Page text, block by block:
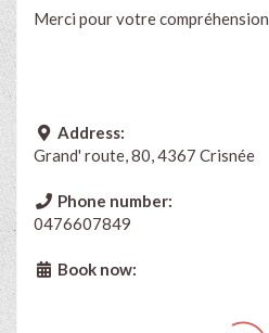
Merci pour votre compréhension
Address:
Grand' route, 80, 4367 Crisnée
Phone number:
0476607849
Book now: